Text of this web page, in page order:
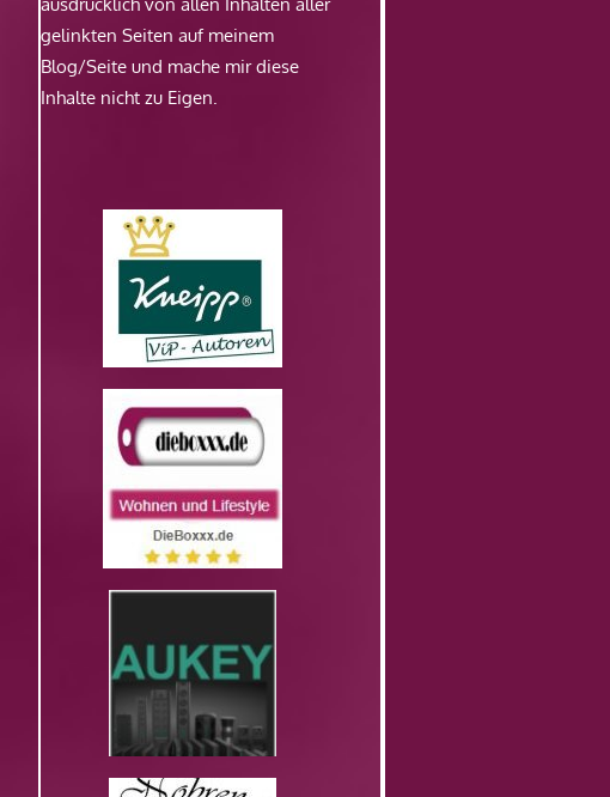
gelinkten Seiten auf meinem
Blog/Seite und mache mir diese
Inhalte nicht zu Eigen.